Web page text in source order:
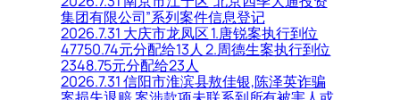
集团有限公司”系列案件信息登记
2026.7.31 大庆市龙凤区 1.唐锐案执行到位
47750.74元分配给13人 2.周德生案执行到位
2348.75元分配给23人
2026.7.31 信阳市淮滨县敖佳银,陈泽英诈骗